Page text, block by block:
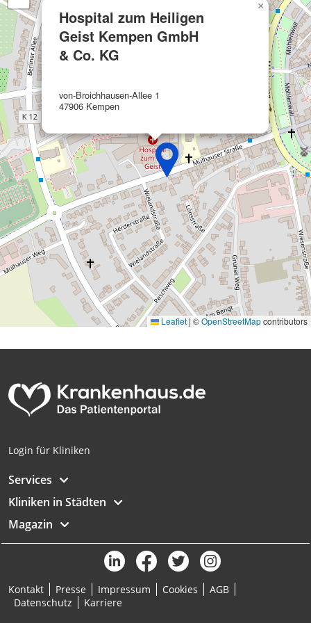
Hospital zum Heiligen
Geist Kempen GmbH
& Co. KG
von-Broichhausen-Allee 1
47906 Kempen
×
Leaflet | ©OpenStreetMapcontributors
Login für Kliniken
Services
Kliniken in Städten
Magazin
Kontakt Presse Impressum Cookies
AGB
Datenschutz
Karriere
Funktional
Werbung